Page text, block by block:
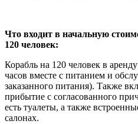
Что входит в начальную
120 человек:
Корабль на 120 человек в аренду
часов вместе с питанием и
заказанного питания). Также
прибытие с согласованного
есть туалеты, а также
салонах.